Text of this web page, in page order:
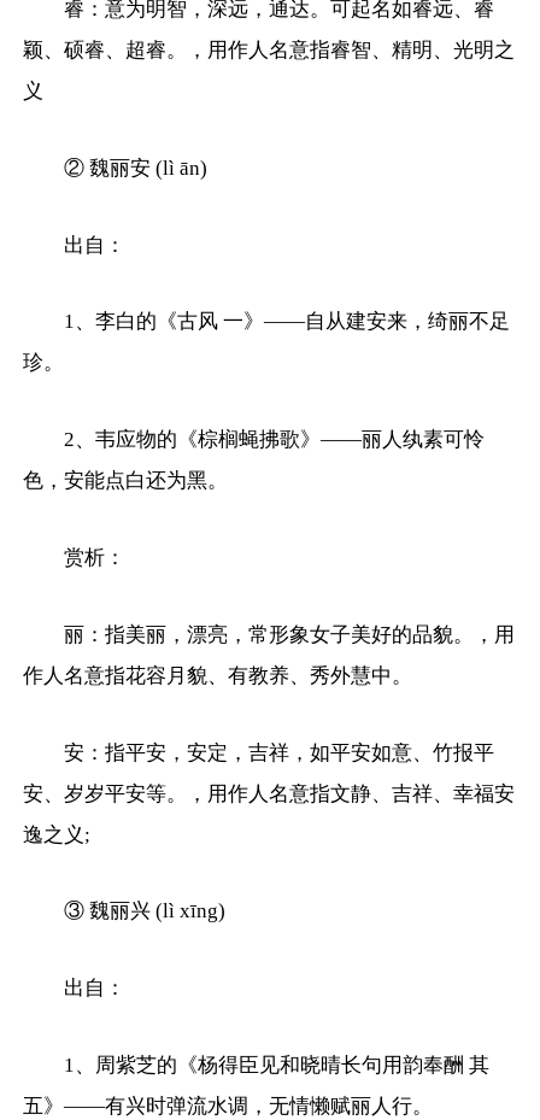
睿：意为明智，深远，通达。可起名如睿远、睿
颖、硕睿、超睿。，用作人名意指睿智、精明、光明之
义
② 魏丽安 (lì ān)
出自：
1、李白的《古风 一》——自从建安来，绮丽不足
珍。
2、韦应物的《棕榈蝇拂歌》——丽人纨素可怜
色，安能点白还为黑。
赏析：
丽：指美丽，漂亮，常形象女子美好的品貌。，用
作人名意指花容月貌、有教养、秀外慧中。
安：指平安，安定，吉祥，如平安如意、竹报平
安、岁岁平安等。，用作人名意指文静、吉祥、幸福安
逸之义;
③ 魏丽兴 (lì xīng)
出自：
1、周紫芝的《杨得臣见和晓晴长句用韵奉酬 其
五》——有兴时弹流水调，无情懒赋丽人行。